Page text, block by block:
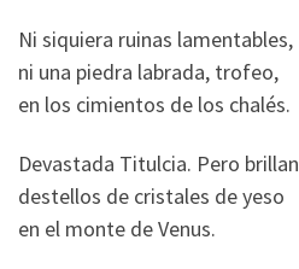
Ni siquiera ruinas lamentables,
ni una piedra labrada, trofeo,
en los cimientos de los chalés.
Devastada Titulcia. Pero brillan
destellos de cristales de yeso
en el monte de Venus.